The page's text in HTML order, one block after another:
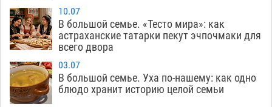
12:49
Астраханские гандболисты с крупной победы
стартовали на Всероссийской Спартакиаде
12:16
В астраханском селе невестка изрешетила
машину свекрови
06.08
10.07
В большой семье. «Тесто мира»: как
астраханские татарки пекут эчпочмаки для
всего двора
03.07
В большой семье. Уха по-нашему: как одно
блюдо хранит историю целой семьи